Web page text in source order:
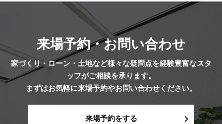
来場予約・お問い合わせ
家づくり・ローン・土地など様々な疑問点を経験豊富なスタ
ッフがご相談を承ります。
まずはお気軽に来場予約やお問い合わせください。
来場予約をする